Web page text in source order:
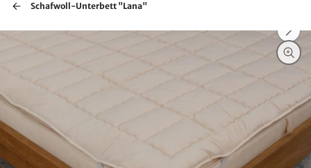
Schafwoll-Unterbett "Lana"